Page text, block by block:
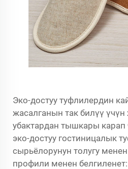
Эко-достуу туфлилердин
жасалганын так билүү
убактардан тышкары
эко-достуу гостиницалык
сырьёлорунун толугу
профили менен